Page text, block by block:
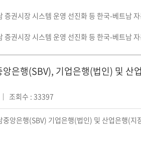
권시장 시스템 운영 선진화 등 한국-베트남
권시장 시스템 운영 선진화 등 한국-베트남
앙은행(SBV), 기업은행(법인) 및
조회수 : 33397
앙은행(SBV) 기업은행(법인) 및 산업은행(